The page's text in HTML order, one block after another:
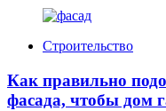
Строительство
Как правильно
фасада, чтобы дом